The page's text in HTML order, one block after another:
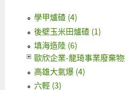
學甲爐碴 (4)
後壁玉米田爐碴 (1)
填海造陸 (6)
歐欣企業-龍琦事業廢棄
高雄大氣爆 (4)
六輕 (3)